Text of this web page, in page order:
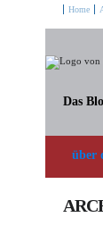
Das
Home
über